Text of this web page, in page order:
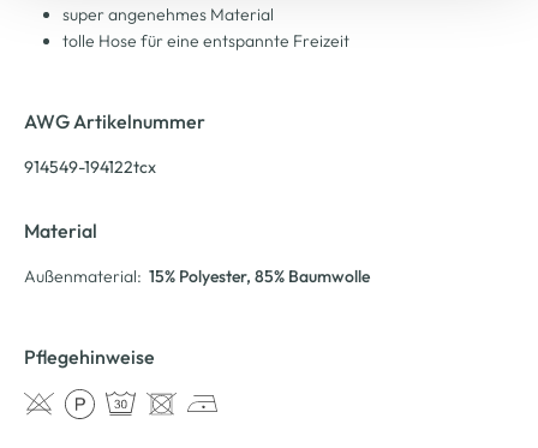
super angenehmes Material
tolle Hose für eine entspannte Freizeit
AWG Artikelnummer
914549-194122tcx
Material
Außenmaterial: 15% Polyester, 85% Baumwolle
Pflegehinweise